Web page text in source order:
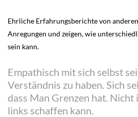
Ehrliche Erfahrungsberichte von
Anregungen und zeigen, wie
sein kann.
Empathisch mit sich selbst
Verständnis zu haben. Sich
dass Man Grenzen hat. Nicht
links schaffen kann.